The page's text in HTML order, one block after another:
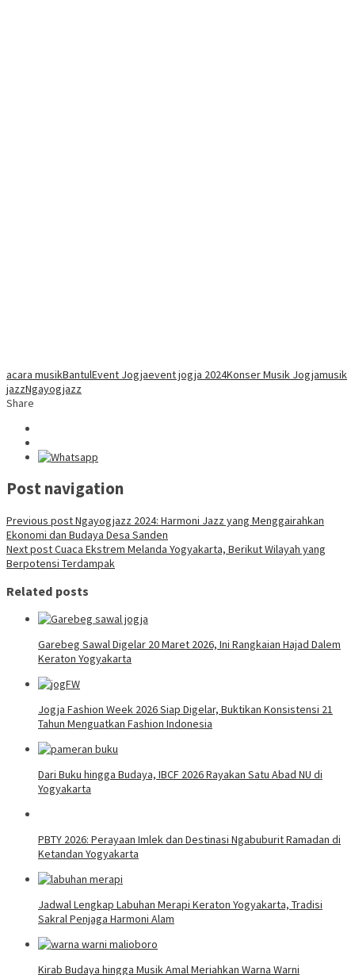
acara musikBantulEvent Jogjaevent jogja 2024Konser Musik Jogjamusik
jazzNgayogjazz
Share
Post navigation
Previous postNgayogjazz 2024: Harmoni Jazz yang Menggairahkan
Ekonomi dan Budaya Desa Sanden
Next postCuaca Ekstrem Melanda Yogyakarta, Berikut Wilayah yang
Berpotensi Terdampak
Related posts
Garebeg Sawal Digelar 20 Maret 2026, Ini Rangkaian Hajad Dalem
Keraton Yogyakarta
Jogja Fashion Week 2026 Siap Digelar, Buktikan Konsistensi 21
Tahun Menguatkan Fashion Indonesia
Dari Buku hingga Budaya, IBCF 2026 Rayakan Satu Abad NU di
Yogyakarta
PBTY 2026: Perayaan Imlek dan Destinasi Ngabuburit Ramadan di
Ketandan Yogyakarta
Jadwal Lengkap Labuhan Merapi Keraton Yogyakarta, Tradisi
Sakral Penjaga Harmoni Alam
Kirab Budaya hingga Musik Amal Meriahkan Warna Warni